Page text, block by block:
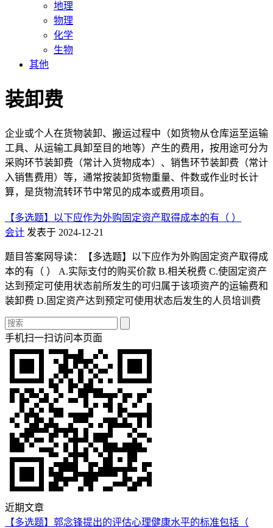
地理
物理
化学
生物
其他
装卸费
企业或个人在货物装卸、搬运过程中（如货物从仓库运至运输
工具、从运输工具卸至目的地等）产生的费用，按用途可分为
采购环节装卸费（常计入货物成本）、销售环节装卸费（常计
入销售费用）等，通常按装卸货物重量、件数或作业时长计
算，是货物流转环节中常见的成本或费用项目。
【多选题】以下应作为外购固定资产取得成本的有（ ）
会计 发表于 2024-12-21
题目答案网导读：【多选题】以下应作为外购固定资产取得成
本的有（ ） A.实际支付的购买价款 B.相关税费 C.使固定资产
达到预定可使用状态前所发生的可归属于该项资产的运输费和
装卸费 D.固定资产达到预定可使用状态后发生的人员培训费
手机扫一扫访问本页面
近期文章
【多选题】郭念锋提出的评估心理健康水平的标准包括（